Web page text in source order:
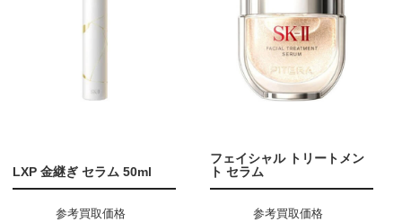
LXP 金継ぎ セラム 50ml
参考買取価格
フェイシャル トリートメン
ト セラム
参考買取価格